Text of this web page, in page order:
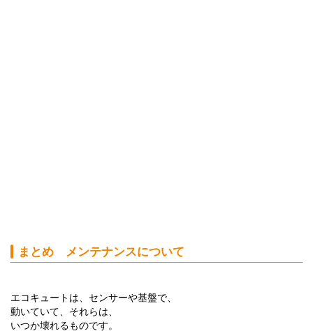
まとめ メンテナンスについて
エコキュートは、センサーや基盤で、
動いていて、それらは、
いつか壊れるものです。